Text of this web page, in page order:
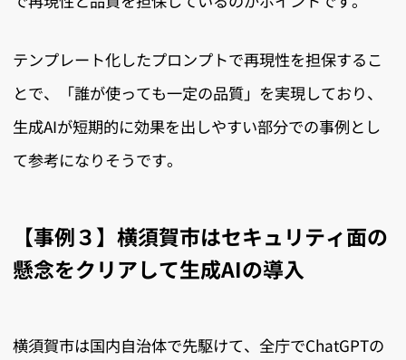
テンプレート化したプロンプトで再現性を担保するこ
とで、「誰が使っても一定の品質」を実現しており、
生成AIが短期的に効果を出しやすい部分での事例とし
て参考になりそうです。
【事例３】横須賀市はセキュリティ面の
懸念をクリアして生成AIの導入
横須賀市は国内自治体で先駆けて、全庁でChatGPTの